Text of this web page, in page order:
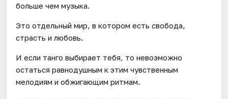
больше чем музыка.
Это отдельный мир, в котором есть свобода,
страсть и любовь.
И если танго выбирает тебя, то невозможно
остаться равнодушным к этим чувственным
мелодиям и обжигающим ритмам.